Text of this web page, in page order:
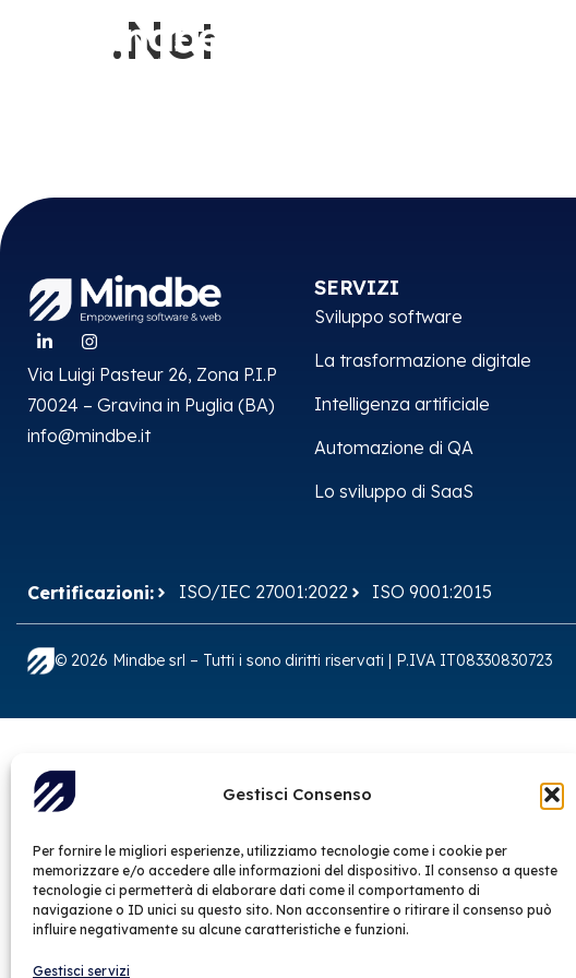
Gestisci Consenso
Per fornire le migliori esperienze, utilizziamo tecnologie come i cookie per
memorizzare e/o accedere alle informazioni del dispositivo. Il consenso a queste
tecnologie ci permetterà di elaborare dati come il comportamento di
navigazione o ID unici su questo sito. Non acconsentire o ritirare il consenso può
influire negativamente su alcune caratteristiche e funzioni.
Gestisci servizi
.Net
Via Luigi Pasteur 26, Zona P.I.P
70024 – Gravina in Puglia (BA)
info@mindbe.it
SERVIZI
Sviluppo software
La trasformazione digitale
Intelligenza artificiale
Automazione di QA
Lo sviluppo di SaaS
Certificazioni: ISO/IEC 27001:2022 ISO 9001:2015
© 2026 Mindbe srl – Tutti i sono diritti riservati | P.IVA IT08330830723